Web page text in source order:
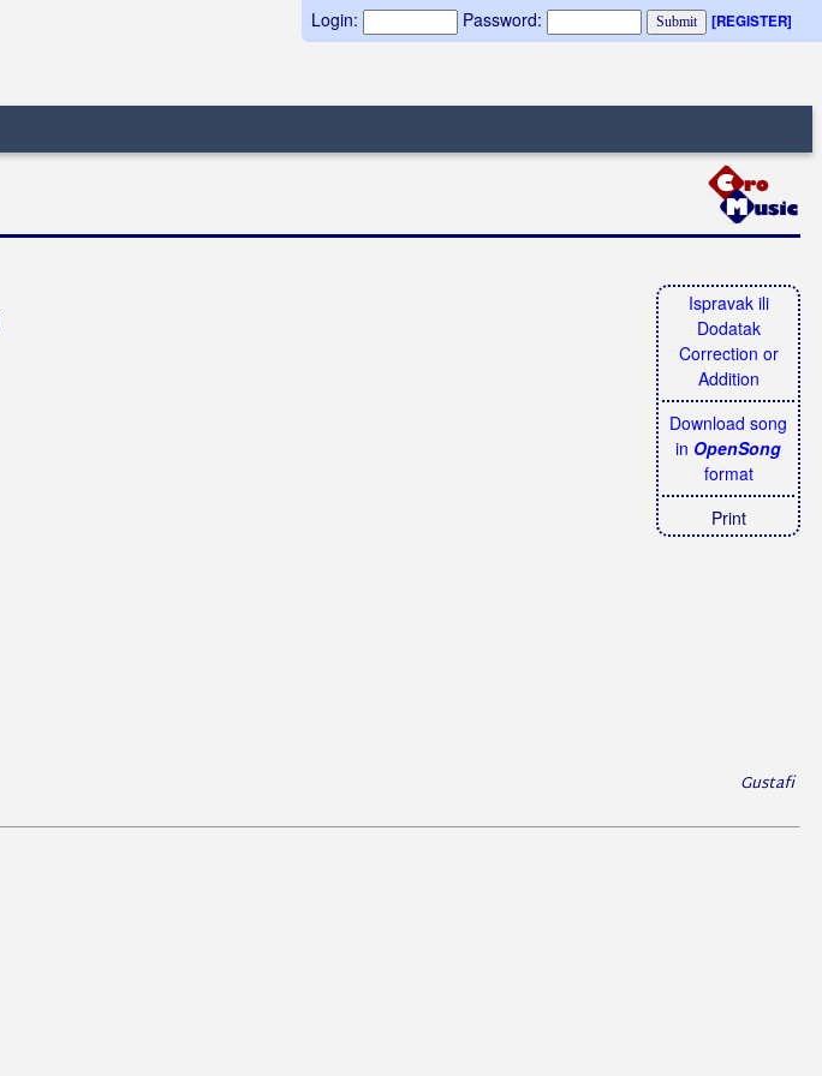
Login: Password: [REGISTER]
Ispravak ili
Dodatak
Correction or
Addition
Download song
in OpenSong
format
Print
Gustafi